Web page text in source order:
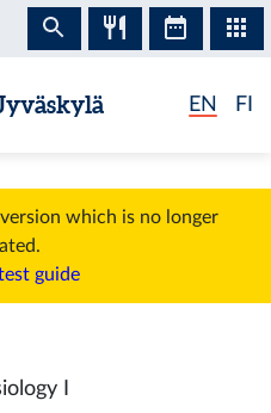
EN FI
which is no longer
guide
I